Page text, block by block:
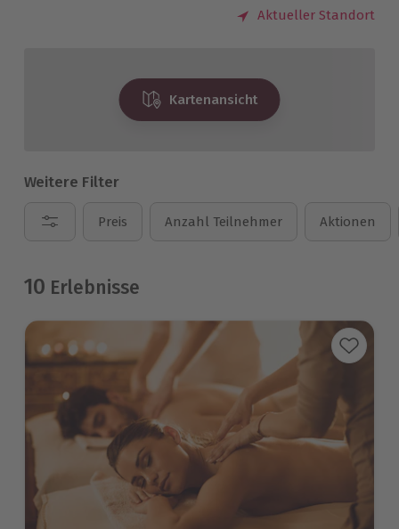
Aktueller Standort
Kartenansicht
Weitere Filter
Preis Anzahl Teilnehmer Aktionen
10 Erlebnisse